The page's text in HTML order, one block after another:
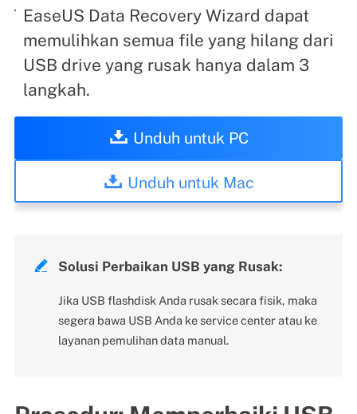
EaseUS Data Recovery Wizard dapat
memulihkan semua file yang hilang dari
USB drive yang rusak hanya dalam 3
langkah.
Unduh untuk PC
Unduh untuk Mac
 Solusi Perbaikan USB yang Rusak:
Jika USB flashdisk Anda rusak secara fisik, maka
segera bawa USB Anda ke service center atau ke
layanan pemulihan data manual.